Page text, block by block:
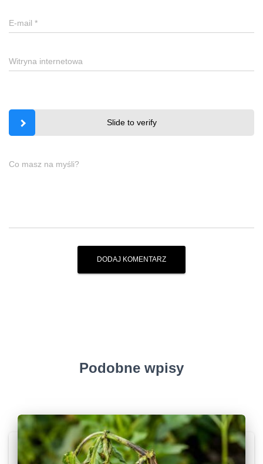
E-mail *
Witryna internetowa
Slide to verify
Co masz na myśli?
Podobne wpisy